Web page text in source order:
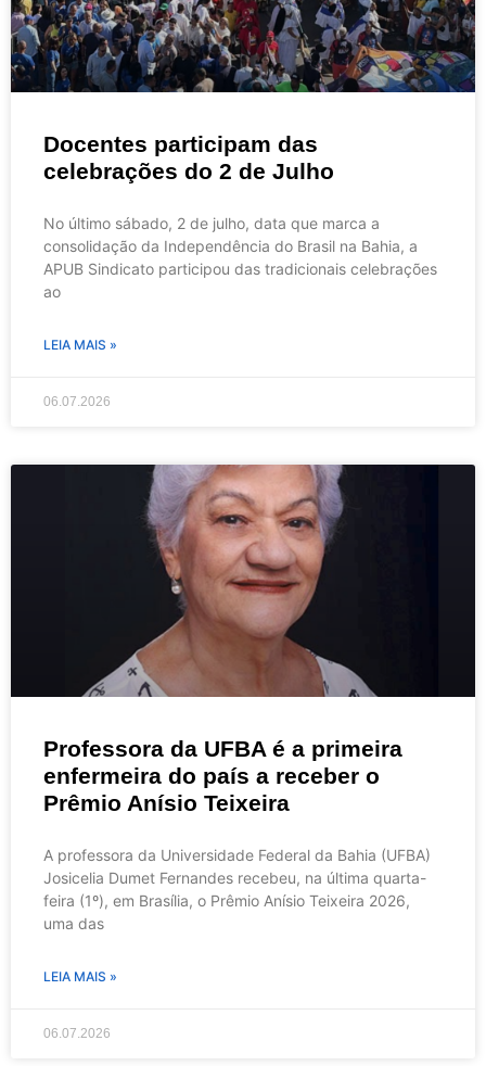
Docentes participam das
celebrações do 2 de Julho
No último sábado, 2 de julho, data que marca a
consolidação da Independência do Brasil na Bahia, a
APUB Sindicato participou das tradicionais celebrações
ao
LEIA MAIS »
06.07.2026
Professora da UFBA é a primeira
enfermeira do país a receber o
Prêmio Anísio Teixeira
A professora da Universidade Federal da Bahia (UFBA)
Josicelia Dumet Fernandes recebeu, na última quarta-
feira (1º), em Brasília, o Prêmio Anísio Teixeira 2026,
uma das
LEIA MAIS »
06.07.2026